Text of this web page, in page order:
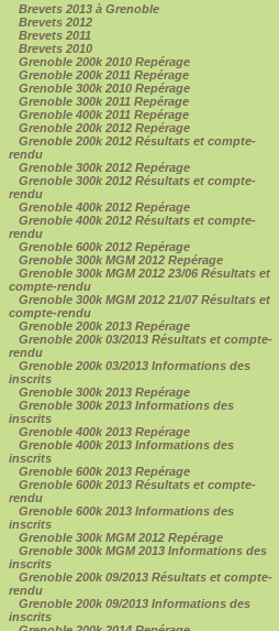
Brevets 2013 à Grenoble
Brevets 2012
Brevets 2011
Brevets 2010
Grenoble 200k 2010 Repérage
Grenoble 200k 2011 Repérage
Grenoble 300k 2010 Repérage
Grenoble 300k 2011 Repérage
Grenoble 400k 2011 Repérage
Grenoble 200k 2012 Repérage
Grenoble 200k 2012 Résultats et compte-
rendu
Grenoble 300k 2012 Repérage
Grenoble 300k 2012 Résultats et compte-
rendu
Grenoble 400k 2012 Repérage
Grenoble 400k 2012 Résultats et compte-
rendu
Grenoble 600k 2012 Repérage
Grenoble 300k MGM 2012 Repérage
Grenoble 300k MGM 2012 23/06 Résultats et
compte-rendu
Grenoble 300k MGM 2012 21/07 Résultats et
compte-rendu
Grenoble 200k 2013 Repérage
Grenoble 200k 03/2013 Résultats et compte-
rendu
Grenoble 200k 03/2013 Informations des
inscrits
Grenoble 300k 2013 Repérage
Grenoble 300k 2013 Informations des
inscrits
Grenoble 400k 2013 Repérage
Grenoble 400k 2013 Informations des
inscrits
Grenoble 600k 2013 Repérage
Grenoble 600k 2013 Résultats et compte-
rendu
Grenoble 600k 2013 Informations des
inscrits
Grenoble 300k MGM 2012 Repérage
Grenoble 300k MGM 2013 Informations des
inscrits
Grenoble 200k 09/2013 Résultats et compte-
rendu
Grenoble 200k 09/2013 Informations des
inscrits